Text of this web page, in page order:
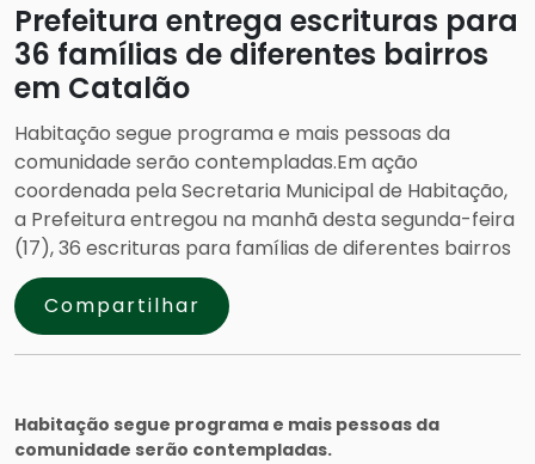
Prefeitura entrega escrituras para
36 famílias de diferentes bairros
em Catalão
Habitação segue programa e mais pessoas da
comunidade serão contempladas.Em ação
coordenada pela Secretaria Municipal de Habitação,
a Prefeitura entregou na manhã desta segunda-feira
(17), 36 escrituras para famílias de diferentes bairros
Compartilhar
Habitação segue programa e mais pessoas da
comunidade serão contempladas.